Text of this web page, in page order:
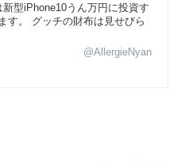
型iPhone10うん万円に投資す
す。 グッチの財布は見せびら
@AllergieNyan